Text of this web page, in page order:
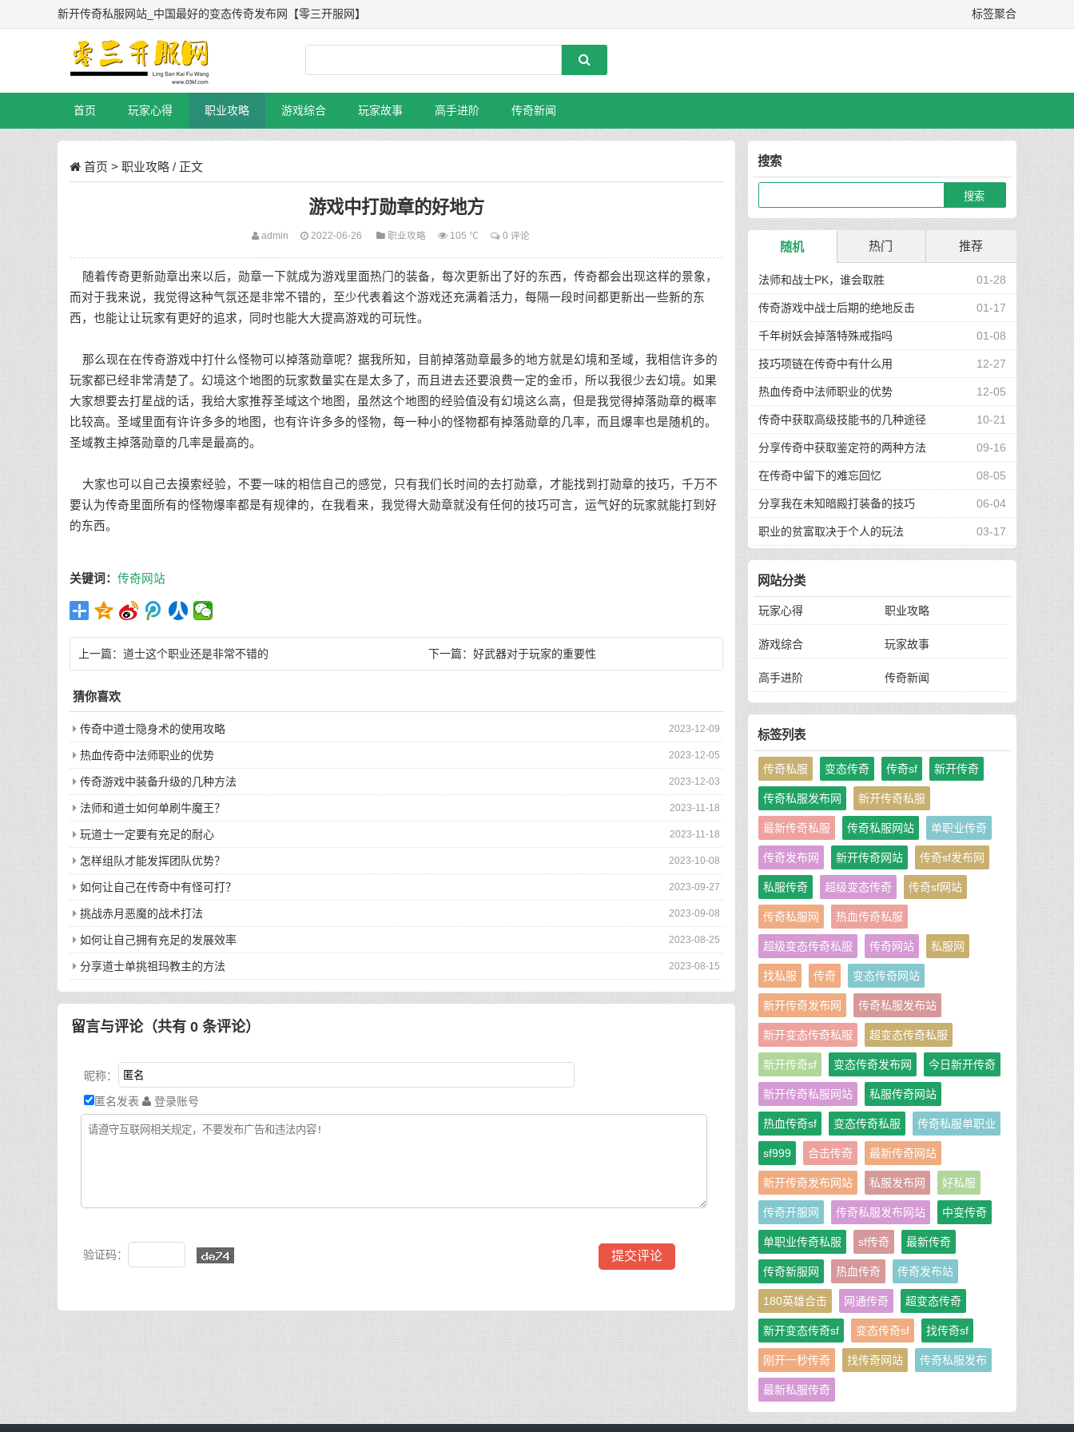
新开传奇私服网站_中国最好的变态传奇发布网【零三开服网】 标签聚合
首页 玩家心得 职业攻略 游戏综合 玩家故事 高手进阶 传奇新闻
首页 > 职业攻略 / 正文
游戏中打勋章的好地方
admin 2022-06-26 职业攻略 105 ℃ 0 评论
随着传奇更新勋章出来以后，勋章一下就成为游戏里面热门的装备，每次更新出了好的东西，传奇都会出现这样的景象，
而对于我来说，我觉得这种气氛还是非常不错的，至少代表着这个游戏还充满着活力，每隔一段时间都更新出一些新的东
西，也能让让玩家有更好的追求，同时也能大大提高游戏的可玩性。
那么现在在传奇游戏中打什么怪物可以掉落勋章呢？据我所知，目前掉落勋章最多的地方就是幻境和圣域，我相信许多的
玩家都已经非常清楚了。幻境这个地图的玩家数量实在是太多了，而且进去还要浪费一定的金币，所以我很少去幻境。如果
大家想要去打星战的话，我给大家推荐圣域这个地图，虽然这个地图的经验值没有幻境这么高，但是我觉得掉落勋章的概率
比较高。圣域里面有许许多多的地图，也有许许多多的怪物，每一种小的怪物都有掉落勋章的几率，而且爆率也是随机的。
圣域教主掉落勋章的几率是最高的。
大家也可以自己去摸索经验，不要一味的相信自己的感觉，只有我们长时间的去打勋章，才能找到打勋章的技巧，千万不
要认为传奇里面所有的怪物爆率都是有规律的，在我看来，我觉得大勋章就没有任何的技巧可言，运气好的玩家就能打到好
的东西。
关键词： 传奇网站
上一篇： 道士这个职业还是非常不错的 下一篇：好武器对于玩家的重要性
猜你喜欢
2023-12-09
传奇中道士隐身术的使用攻略
2023-12-05
热血传奇中法师职业的优势
2023-12-03
传奇游戏中装备升级的几种方法
2023-11-18
法师和道士如何单刷牛魔王？
2023-11-18
玩道士一定要有充足的耐心
2023-10-08
怎样组队才能发挥团队优势？
2023-09-27
如何让自己在传奇中有怪可打？
2023-09-08
挑战赤月恶魔的战术打法
2023-08-25
如何让自己拥有充足的发展效率
2023-08-15
分享道士单挑祖玛教主的方法
留言与评论（共有 0 条评论）
昵称：
匿名发表 登录账号
验证码：
搜索
随机 热门 推荐
01-28
法师和战士PK，谁会取胜
01-17
传奇游戏中战士后期的绝地反击
01-08
千年树妖会掉落特殊戒指吗
12-27
技巧项链在传奇中有什么用
12-05
热血传奇中法师职业的优势
10-21
传奇中获取高级技能书的几种途径
09-16
分享传奇中获取鉴定符的两种方法
08-05
在传奇中留下的难忘回忆
06-04
分享我在未知暗殿打装备的技巧
03-17
职业的贫富取决于个人的玩法
网站分类
玩家心得 职业攻略
游戏综合 玩家故事
高手进阶 传奇新闻
标签列表
传奇私服 变态传奇 传奇sf 新开传奇
传奇私服发布网 新开传奇私服
最新传奇私服 传奇私服网站 单职业传奇
传奇发布网 新开传奇网站 传奇sf发布网
私服传奇 超级变态传奇 传奇sf网站
传奇私服网 热血传奇私服
超级变态传奇私服 传奇网站 私服网
找私服 传奇 变态传奇网站
新开传奇发布网 传奇私服发布站
新开变态传奇私服 超变态传奇私服
新开传奇sf 变态传奇发布网 今日新开传奇
新开传奇私服网站 私服传奇网站
热血传奇sf 变态传奇私服 传奇私服单职业
sf999 合击传奇 最新传奇网站
新开传奇发布网站 私服发布网 好私服
传奇开服网 传奇私服发布网站 中变传奇
单职业传奇私服 sf传奇 最新传奇
传奇新服网 热血传奇 传奇发布站
180英雄合击 网通传奇 超变态传奇
新开变态传奇sf 变态传奇sf 找传奇sf
刚开一秒传奇 找传奇网站 传奇私服发布
最新私服传奇